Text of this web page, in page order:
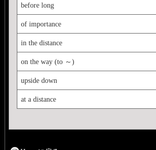
before long
of importance
in the distance
on the way (to ～)
upside down
at a distance